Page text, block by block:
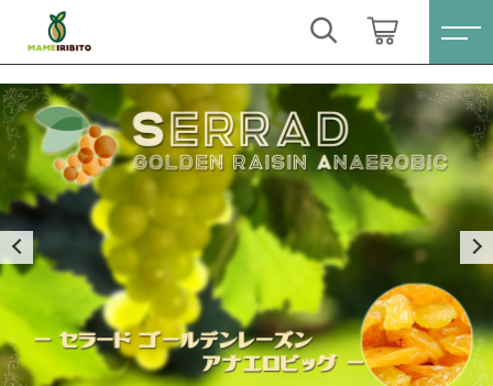
カートに商品を追加しました
セラード ゴールデンレーズン アナエロビッ
グ
挽き方
煎り方
数量
（税込）
ログイン / 会員登録
お気に入り
すべての商品
Sale(セール)
おススメ商品
すべて
Sale(セール)
おススメ商品
コーヒー豆シングル
キーワード検索
こだわり検索
親カテゴリ
子カテゴリ